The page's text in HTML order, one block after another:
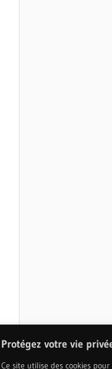
Protégez votre vie
Ce site utilise des cookies